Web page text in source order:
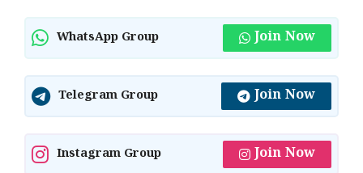
WhatsApp Group Join Now
Telegram Group Join Now
Instagram Group Join Now